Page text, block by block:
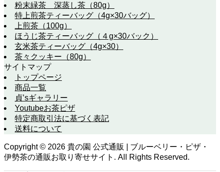
粉末緑茶 深蒸し茶（80g）
特上煎茶ティーバッグ（4g×30バッグ）
上煎茶（100g）
ほうじ茶ティーバッグ（４g×30バック）
玄米茶ティーバッグ（4g×30）
茶々クッキー（80g）
サイトマップ
トップページ
商品一覧
貞’sギャラリー
Youtubeお茶ピザ
特定商取引法に基づく表記
送料について
Copyright © 2026 貴の園 公式通販 | ブルーベリー・ピザ・
伊勢茶の通販お取り寄せサイト. All Rights Reserved.